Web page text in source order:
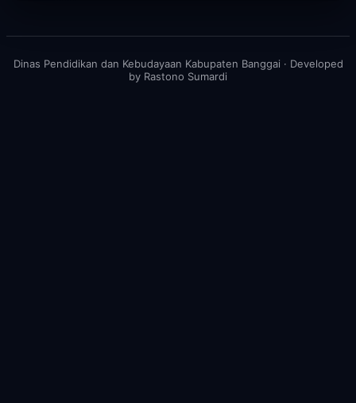
Dinas Pendidikan dan Kebudayaan Kabupaten Banggai · Developed
by Rastono Sumardi